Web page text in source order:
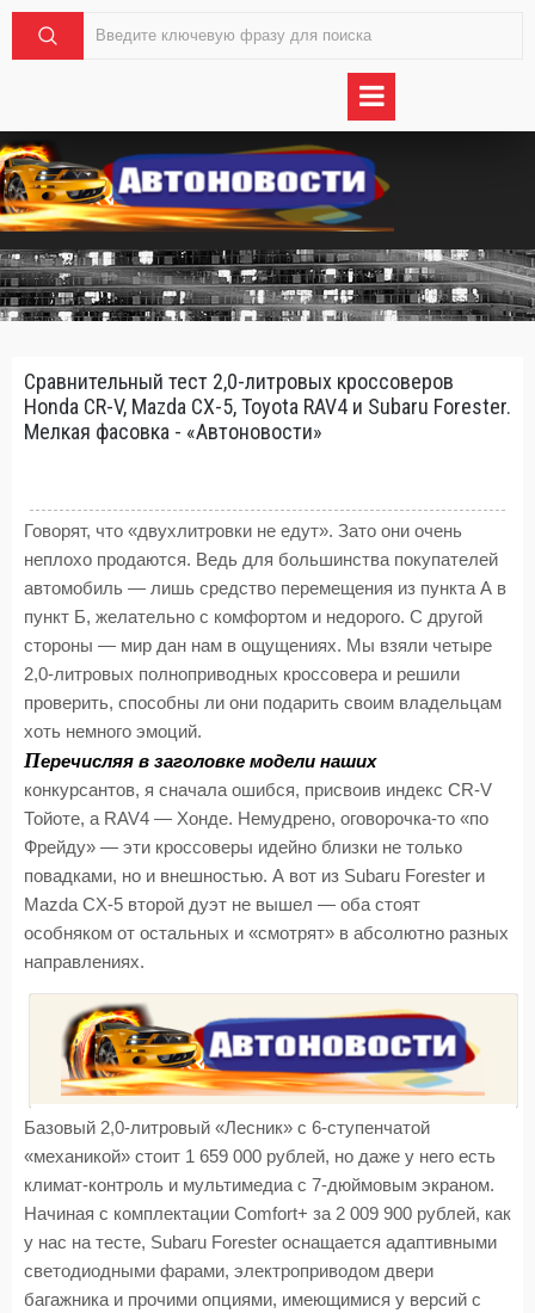
Сравнительный тест 2,0-литровых кроссоверов
Honda CR-V, Mazda CX-5, Toyota RAV4 и Subaru Forester.
Мелкая фасовка - «Автоновости»
Говорят, что «двухлитровки не едут». Зато они очень
неплохо продаются. Ведь для большинства покупателей
автомобиль — лишь средство перемещения из пункта А в
пункт Б, желательно с комфортом и недорого. С другой
стороны — мир дан нам в ощущениях. Мы взяли четыре
2,0-литровых полноприводных кроссовера и решили
проверить, способны ли они подарить своим владельцам
хоть немного эмоций.
Перечисляя в заголовке модели наших
конкурсантов, я сначала ошибся, присвоив индекс CR-V
Тойоте, а RAV4 — Хонде. Немудрено, оговорочка-то «по
Фрейду» — эти кроссоверы идейно близки не только
повадками, но и внешностью. А вот из Subaru Forester и
Mazda CX-5 второй дуэт не вышел — оба стоят
особняком от остальных и «смотрят» в абсолютно разных
направлениях.
Базовый 2,0-литровый «Лесник» с 6-ступенчатой
«механикой» стоит 1 659 000 рублей, но даже у него есть
климат-контроль и мультимедиа с 7-дюймовым экраном.
Начиная с комплектации Comfort+ за 2 009 900 рублей, как
у нас на тесте, Subaru Forester оснащается адаптивными
светодиодными фарами, электроприводом двери
багажника и прочими опциями, имеющимися у версий с